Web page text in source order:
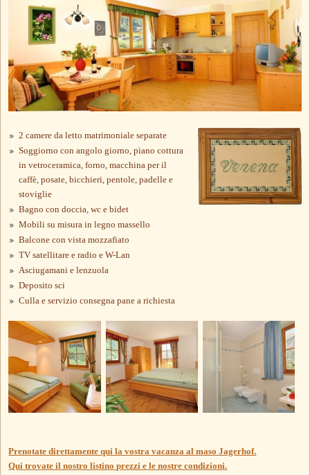
2 camere da letto matrimoniale separate
Soggiorno con angolo giorno, piano cottura
in vetroceramica, forno, macchina per il
caffè, posate, bicchieri, pentole, padelle e
stoviglie
Bagno con doccia, wc e bidet
Mobili su misura in legno massello
Balcone con vista mozzafiato
TV satellitare e radio e W-Lan
Asciugamani e lenzuola
Deposito sci
Culla e servizio consegna pane a richiesta
Prenotate direttamente qui la vostra vacanza al maso Jagerhof.
Qui trovate il nostro listino prezzi e le nostre condizioni.